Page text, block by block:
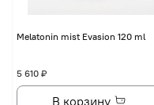
Melatonin mist Evasion 120 ml
5 610 ₽
В корзину